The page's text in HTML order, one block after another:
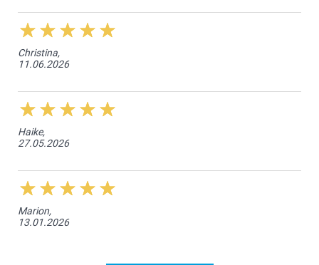
Christina,
11.06.2026
Haike,
27.05.2026
Marion,
13.01.2026